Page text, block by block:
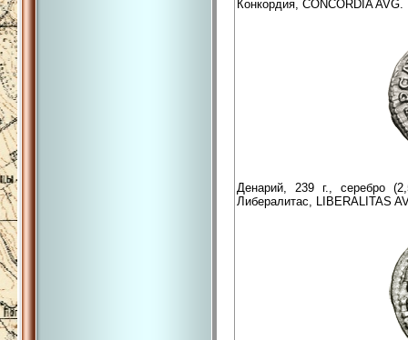
Конкордия, CONCORDIA AVG.
Денарий, 239 г., серебро
Либералитас, LIBERALITAS